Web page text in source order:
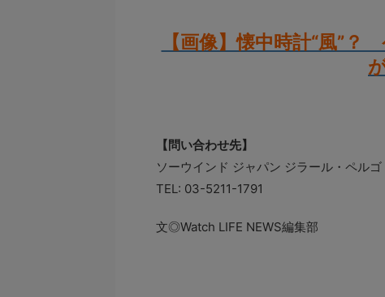
【画像】懐中時計“風”
【問い合わせ先】
ソーウインド ジャパン ジラール・ペルゴ
TEL: 03-5211-1791
文◎Watch LIFE NEWS編集部